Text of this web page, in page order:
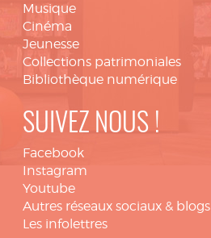
Musique
Cinéma
Jeunesse
Collections patrimoniales
Bibliothèque numérique
SUIVEZ NOUS !
Facebook
Instagram
Youtube
Autres réseaux sociaux & blogs
Les infolettres